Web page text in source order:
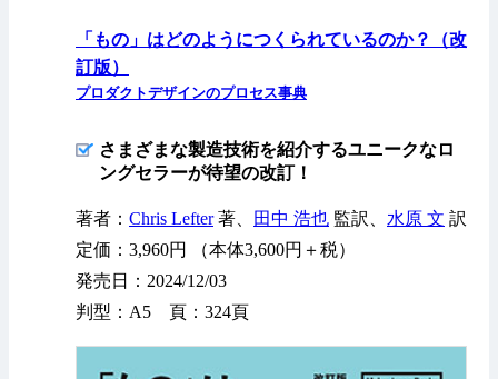
「もの」はどのようにつくられているのか？（改
訂版）
プロダクトデザインのプロセス事典
さまざまな製造技術を紹介するユニークなロ
ングセラーが待望の改訂！
著者： Chris Lefter著、 田中 浩也 監訳、 水原 文 訳
定価：3,960円 （本体3,600円＋税）
発売日：2024/12/03
判型：A5 頁：324頁